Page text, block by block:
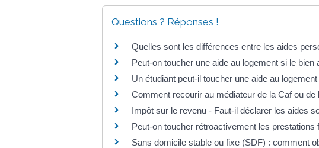
Questions ? Réponses !
Quelles sont les différences entre les aides
Peut-on toucher une aide au logement si le bien
Un étudiant peut-il toucher une aide au
Comment recourir au médiateur de la Caf ou de
Impôt sur le revenu - Faut-il déclarer les aides
Peut-on toucher rétroactivement les prestations
Sans domicile stable ou fixe (SDF) : comment